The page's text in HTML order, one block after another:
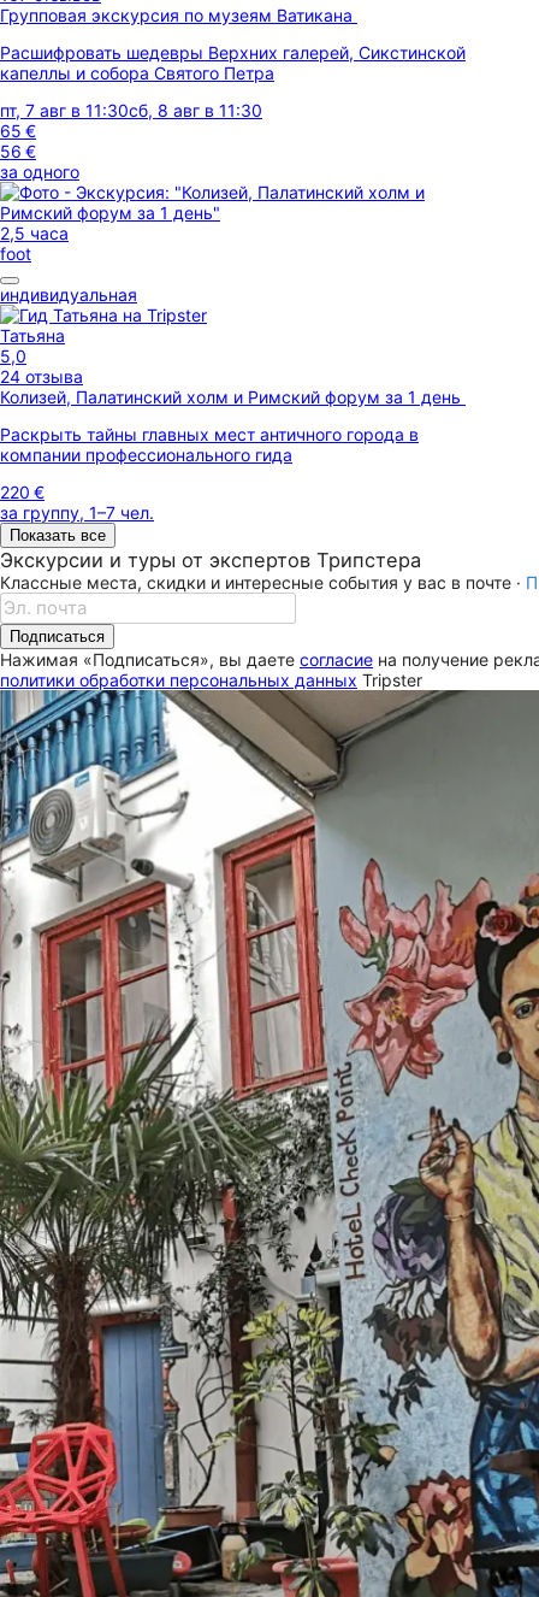
Групповая экскурсия по музеям Ватикана
Расшифровать шедевры Верхних галерей, Сикстинской
капеллы и собора Святого Петра
пт, 7 авг в 11:30сб, 8 авг в 11:30
65 €
56 €
за одного
2,5 часа
foot
индивидуальная
Татьяна
5,0
24 отзыва
Колизей, Палатинский холм и Римский форум за 1 день
Раскрыть тайны главных мест античного города в
компании профессионального гида
220 €
за группу, 1–7 чел.
Показать все
Экскурсии и туры от экспертов Трипстера
Классные места, скидки и интересные события у вас в почте ·
Подписаться
Нажимая «Подписаться», вы даете согласие на получение
политики обработки персональных данных Tripster